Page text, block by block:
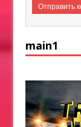
main1